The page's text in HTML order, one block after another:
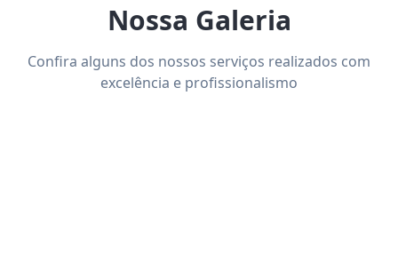
Nossa Galeria
Confira alguns dos nossos serviços realizados com
excelência e profissionalismo